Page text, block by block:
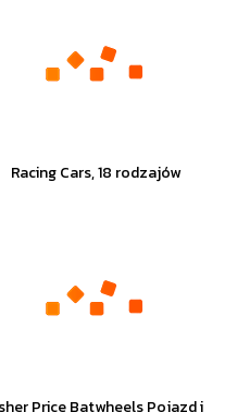
Racing Cars, 18 rodzajów
Price Batwheels Pojazd i